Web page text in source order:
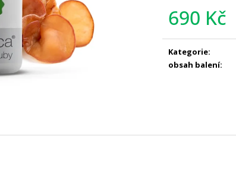
690 Kč
Kategorie:
obsah balení: